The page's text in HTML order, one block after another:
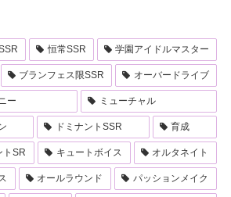
恒常SSR 学園アイドルマスター
ブランフェス限SSR オーバードライブ
ー ミューチャル
ドミナントSSR 育成
トSR キュートボイス オルタネイト
オールラウンド パッションメイク